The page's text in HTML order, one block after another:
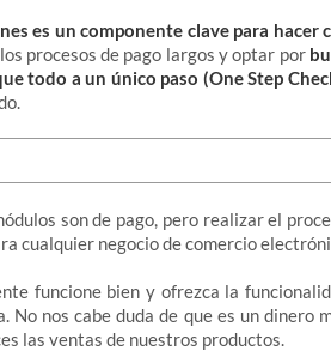
es un componente clave para hacer
procesos de pago largos y optar por
todo a un único paso (One Step
son de pago, pero realizar el
cualquier negocio de comercio
funcione bien y ofrezca la
No nos cabe duda de que es un dinero
las ventas de nuestros productos.